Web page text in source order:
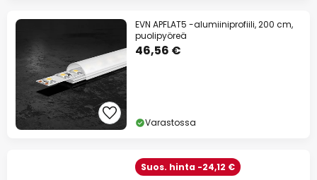
EVN APFLAT5 -alumiiniprofiili, 200 cm,
puolipyöreä
46,56 €
Varastossa
Suos. hinta -24,12 €